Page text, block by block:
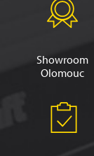
Showroom
Olomouc